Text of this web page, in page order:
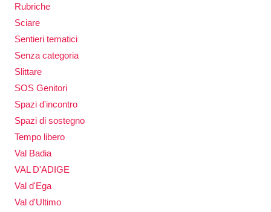
Rubriche
Sciare
Sentieri tematici
Senza categoria
Slittare
SOS Genitori
Spazi d'incontro
Spazi di sostegno
Tempo libero
Val Badia
VAL D'ADIGE
Val d'Ega
Val d'Ultimo